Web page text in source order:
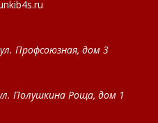
Профсоюзная, дом 3
Полушкина Роща, дом 1